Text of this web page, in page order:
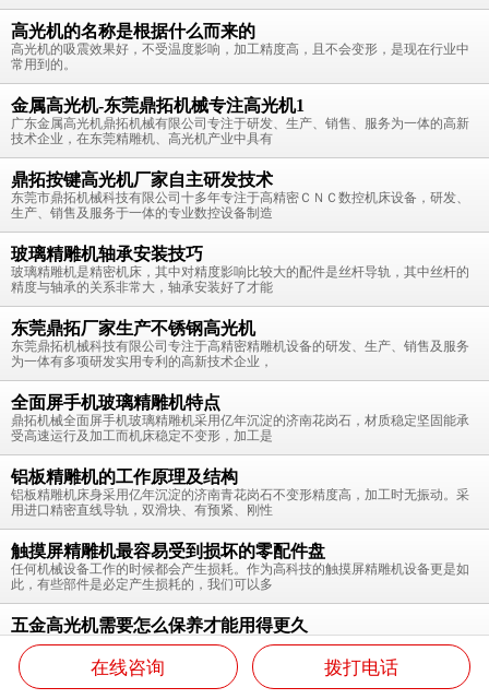
高光机的名称是根据什么而来的
高光机的吸震效果好，不受温度影响，加工精度高，且不会变形，是现在行业中
常用到的。
金属高光机-东莞鼎拓机械专注高光机1
广东金属高光机鼎拓机械有限公司专注于研发、生产、销售、服务为一体的高新
技术企业，在东莞精雕机、高光机产业中具有
鼎拓按键高光机厂家自主研发技术
东莞市鼎拓机械科技有限公司十多年专注于高精密ＣＮＣ数控机床设备，研发、
生产、销售及服务于一体的专业数控设备制造
玻璃精雕机轴承安装技巧
玻璃精雕机是精密机床，其中对精度影响比较大的配件是丝杆导轨，其中丝杆的
精度与轴承的关系非常大，轴承安装好了才能
东莞鼎拓厂家生产不锈钢高光机
东莞鼎拓机械科技有限公司专注于高精密精雕机设备的研发、生产、销售及服务
为一体有多项研发实用专利的高新技术企业，
全面屏手机玻璃精雕机特点
鼎拓机械全面屏手机玻璃精雕机采用亿年沉淀的济南花岗石，材质稳定坚固能承
受高速运行及加工而机床稳定不变形，加工是
铝板精雕机的工作原理及结构
铝板精雕机床身采用亿年沉淀的济南青花岗石不变形精度高，加工时无振动。采
用进口精密直线导轨，双滑块、有预紧、刚性
触摸屏精雕机最容易受到损坏的零配件盘
任何机械设备工作的时候都会产生损耗。作为高科技的触摸屏精雕机设备更是如
此，有些部件是必定产生损耗的，我们可以多
五金高光机需要怎么保养才能用得更久
高光机是根据其加工产品的特点而命名的，其外形类似雕刻机（或者是精雕
机），主轴选用100000RPM的气浮主轴，
高光机 产品中心
在线咨询 拨打电话